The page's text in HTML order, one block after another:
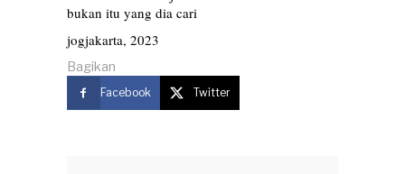
bukan itu yang dia cari
jogjakarta, 2023
Bagikan
Facebook Twitter